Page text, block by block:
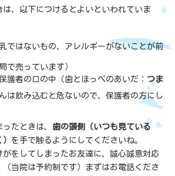
は、以下につけるとよいといわれていま
乳ではないもの、アレルギーがないことが前
局で売っています）
護者の口の中（歯とほっぺのあいだ： つま
は飲み込むと危ないので、保護者の方にし
たときは、 歯の頭側（いつも見ている
を手で触るようにしてくださいね。
がをしてしまったお友達に、誠心誠意対応
（当院は予約制です）まずはお電話くださ